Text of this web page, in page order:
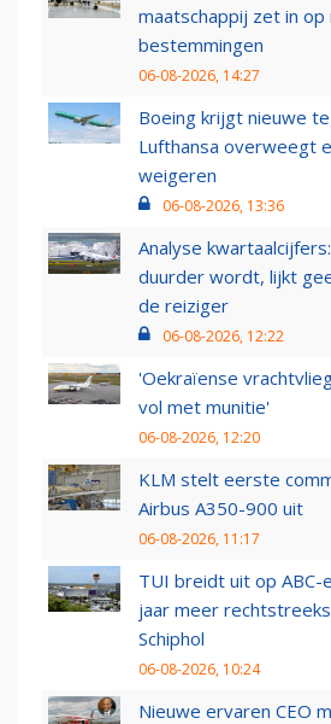
maatschappij zet in op
bestemmingen
06-08-2026, 14:27
Boeing krijgt nieuwe
Lufthansa overweegt
weigeren
06-08-2026, 13:36
Analyse
duurder wordt, lijkt
de reiziger
06-08-2026, 12:22
'Oekraïense
vol met munitie'
06-08-2026, 12:20
KLM stelt eerste
Airbus A350-900 uit
06-08-2026, 11:17
TUI breidt uit op ABC-
jaar meer
Schiphol
06-08-2026, 10:24
Nieuwe ervaren CEO